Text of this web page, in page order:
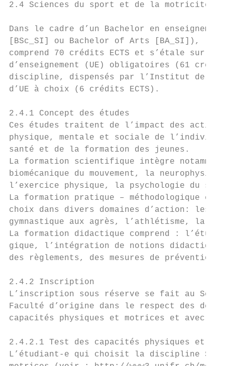
2.4 Sciences du sport et de la motricité
Dans le cadre d’un Bachelor en
[BSc_SI] ou Bachelor of Arts [BA_SI]), la
comprend 70 crédits ECTS et s’étale sur 6
d’enseignement (UE) obligatoires (61
discipline, dispensés par l’Institut de
d’UE à choix (6 crédits ECTS).
2.4.1 Concept des études
Ces études traitent de l’impact des
physique, mentale et sociale de
santé et de la formation des jeunes.
La formation scientifique intègre
biomécanique du mouvement, la
l’exercice physique, la psychologie du
La formation pratique – méthodologique
choix dans divers domaines d’action:
gymnastique aux agrès, l’athlétisme, la
La formation didactique comprend :
gique, l’intégration de notions
des règlements, des mesures de
2.4.2 Inscription
L’inscription sous réserve se fait au
Faculté d’origine dans le respect des
capacités physiques et motrices et avec
2.4.2.1 Test des capacités physiques et
L’étudiant-e qui choisit la discipline